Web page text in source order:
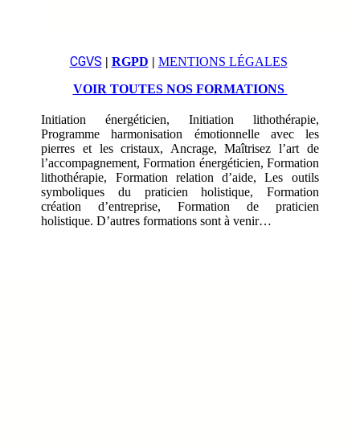
CGVS | RGPD | MENTIONS LÉGALES
VOIR TOUTES NOS FORMATIONS
Initiation énergéticien, Initiation lithothérapie,
Programme harmonisation émotionnelle avec les
pierres et les cristaux, Ancrage, Maîtrisez l’art de
l’accompagnement, Formation énergéticien, Formation
lithothérapie, Formation relation d’aide, Les outils
symboliques du praticien holistique, Formation
création d’entreprise, Formation de praticien
holistique. D’autres formations sont à venir…